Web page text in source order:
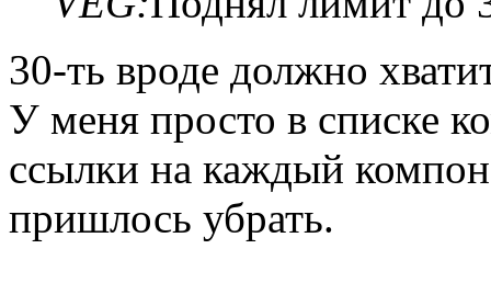
30-ть вроде должно
У меня просто в списке
ссылки на каждый
пришлось убрать.